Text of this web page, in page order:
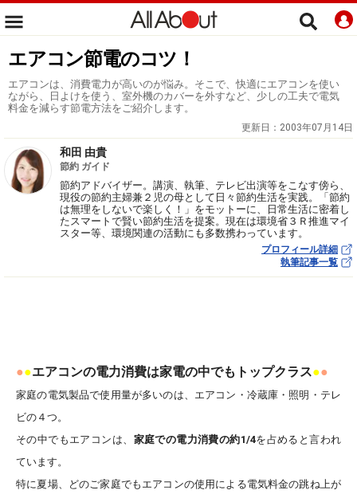
エアコン節電のコツ！
エアコンは、消費電力が高いのが悩み。そこで、快適にエアコンを使い
ながら、日よけを使う、室外機のカバーを外すなど、少しの工夫で電気
料金を減らす節電方法をご紹介します。
更新日： 2003年07月14日
和田 由貴
節約 ガイド
節約アドバイザー。講演、執筆、テレビ出演等をこなす傍ら、
現役の節約主婦兼２児の母として日々節約生活を実践。「節約
は無理をしないで楽しく！」をモットーに、日常生活に密着し
たスマートで賢い節約生活を提案。現在は環境省３Ｒ推進マイ
スター等、環境関連の活動にも多数携わっています。
プロフィール詳細
執筆記事一覧
●●エアコンの電力消費は家電の中でもトップクラス●●
家庭の電気製品で使用量が多いのは、エアコン・冷蔵庫・照明・テレ
ビの４つ。
その中でもエアコンは、 家庭での電力消費の約1/4を占めると言われ
ています。
特に夏場、どのご家庭でもエアコンの使用による電気料金の跳ね上が